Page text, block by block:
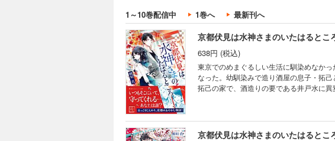
1～10巻配信中 1巻へ 最新刊へ
京都伏見は水神さまのいたはるとこ
638円 (税込)
東京でのめまぐるしい生活に馴染めなか
なった。幼馴染みで造り酒屋の息子・拓
拓己の家で、酒造りの要である井戸水に
京都伏見は水神さまのいたはると